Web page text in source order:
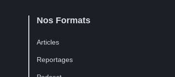
Nos Formats
Articles
Reportages